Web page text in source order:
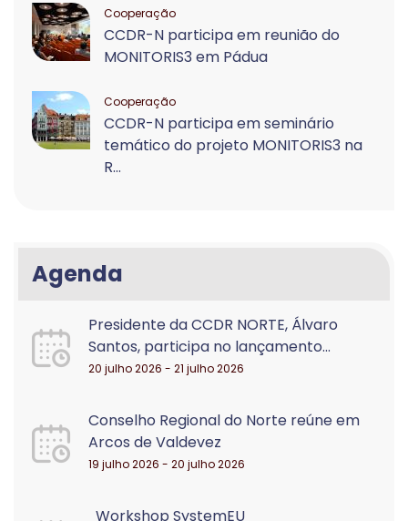
Cooperação
CCDR-N participa em reunião do
MONITORIS3 em Pádua
Cooperação
CCDR-N participa em seminário
temático do projeto MONITORIS3 na
R...
Agenda
Presidente da CCDR NORTE, Álvaro
Santos, participa no lançamento...
20 julho 2026 - 21 julho 2026
Conselho Regional do Norte reúne em
Arcos de Valdevez
19 julho 2026 - 20 julho 2026
Workshop SystemEU